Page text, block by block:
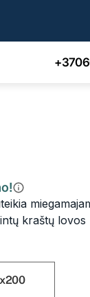
kraštų lovos